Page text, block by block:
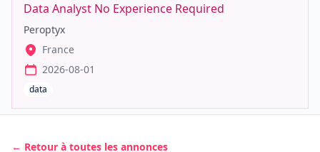
Data Analyst No Experience Required
Peroptyx
France
2026-08-01
data
← Retour à toutes les annonces